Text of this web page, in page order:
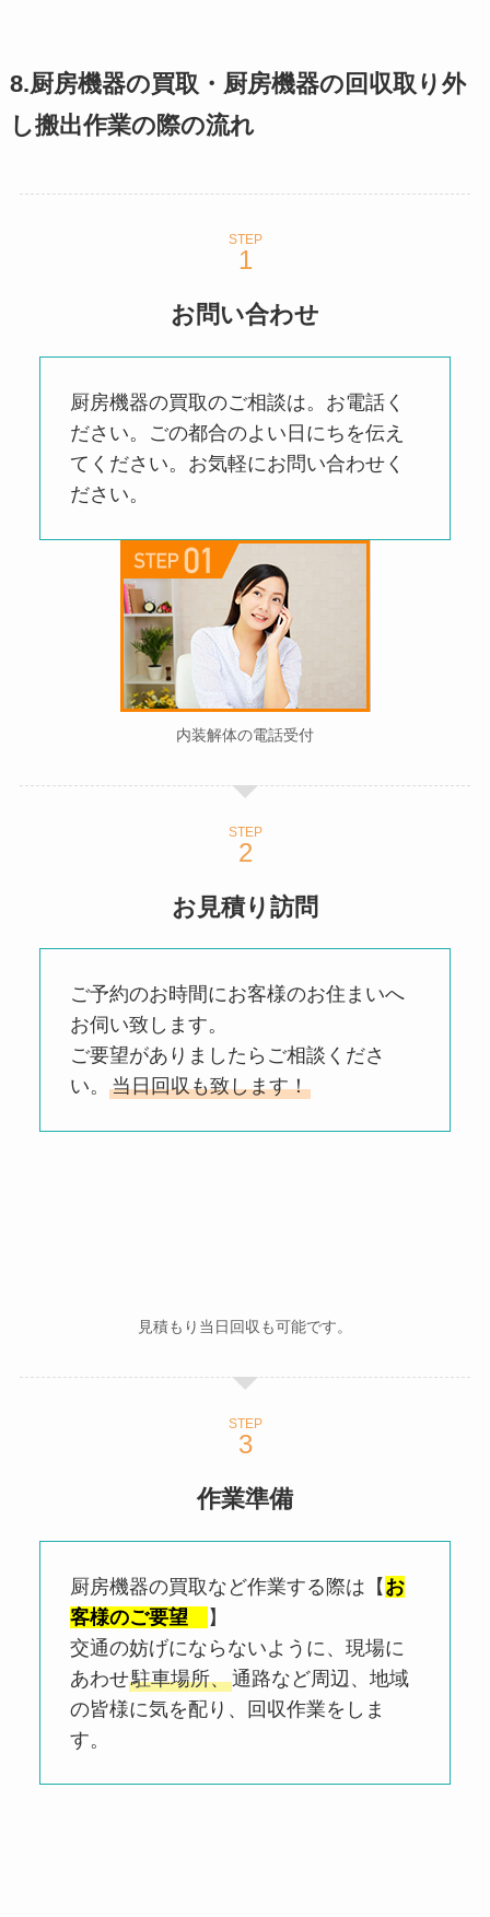
8.厨房機器の買取・厨房機器の回収取り外
し搬出作業の際の流れ
STEP
お問い合わせ
厨房機器の買取のご相談は。お電話く
ださい。ごの都合のよい日にちを伝え
てください。お気軽にお問い合わせく
ださい。
内装解体の電話受付
STEP
お見積り訪問
ご予約のお時間にお客様のお住まいへ
お伺い致します。
ご要望がありましたらご相談くださ
い。 当日回収も致します！
見積もり当日回収も可能です。
STEP
作業準備
厨房機器の買取など作業する際は【 お
客様のご要望
】
交通の妨げにならないように、現場に
あわせ駐車場所、通路など周辺、地域
の皆様に気を配り、回収作業をしま
す。